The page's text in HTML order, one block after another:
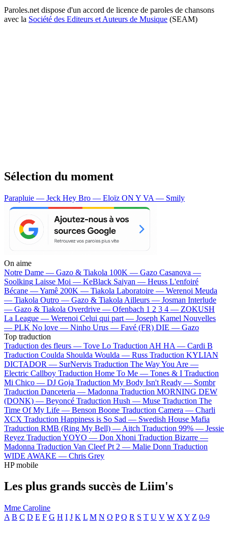
Paroles.net dispose d'un accord de licence de paroles de chansons
avec la Société des Editeurs et Auteurs de Musique (SEAM)
Sélection du moment
Parapluie — Jeck Hey Bro — Eloïz ON Y VA — Smily
On aime
Notre Dame — Gazo & Tiakola 100K — Gazo Casanova —
Soolking Laisse Moi — KeBlack Saiyan — Heuss L'enfoiré
Bécane —Yamê 200K — Tiakola Laboratoire — Werenoi Meuda
— Tiakola Outro — Gazo & Tiakola Ailleurs — Josman Interlude
— Gazo & Tiakola Overdrive — Ofenbach 1 2 3 4 — ZOKUSH
La League — Werenoi Celui qui part — Joseph Kamel Nouvelles
— PLK No love — Ninho Urus — Favé (FR) DIE — Gazo
Top traduction
Traduction des fleurs — Tove Lo Traduction AH HA — Cardi B
Traduction Coulda Shoulda Woulda — Russ Traduction KYLIAN
DICTADOR — SurNervis Traduction The Way You Are —
Electric Callboy Traduction Home To Me — Tones & I Traduction
Mi Chico — DJ Goja Traduction My Body Isn't Ready — Sombr
Traduction Danceteria — Madonna Traduction MORNING DEW
(DONK) — Beyoncé Traduction Hush — Muse Traduction The
Time Of My Life — Benson Boone Traduction Camera — Charli
XCX Traduction Happiness is So Sad — Swedish House Mafia
Traduction RMB (Ring My Bell) — Aitch Traduction 99% — Jessie
Reyez Traduction YOYO — Don Xhoni Traduction Bizarre —
Madonna Traduction Van Cleef Pt 2 — Malie Donn Traduction
WIDE AWAKE — Chris Grey
HP mobile
Les plus grands succès de Liim's
Mme Caroline
A B C D E F G H I J K L M N O P Q R S T U V W X Y Z 0-9